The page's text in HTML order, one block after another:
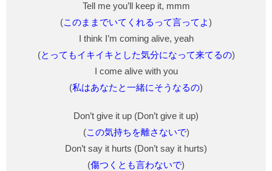
Tell me you’ll keep it, mmm
(このままでいてくれるって言ってよ)
I think I’m coming alive, yeah
(とってもイキイキとした気分になって来てるの)
I come alive with you
(私はあなたと一緒にそうなるの)
Don’t give it up (Don’t give it up)
(この気持ちを離さないで)
Don’t say it hurts (Don’t say it hurts)
(傷つくとも言わないで)